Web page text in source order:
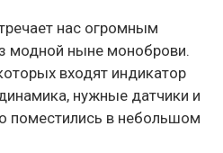
нас огромным
модной ныне моноброви.
входят индикатор
нужные датчики и
поместились в небольшом